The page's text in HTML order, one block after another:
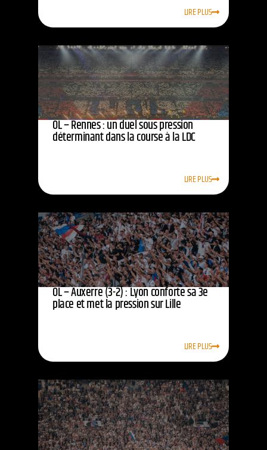
LIRE PLUS
OL – Rennes : un duel sous pression
déterminant dans la course à la LDC
LIRE PLUS
OL – Auxerre (3-2) : Lyon conforte sa 3e
place et met la pression sur Lille
LIRE PLUS